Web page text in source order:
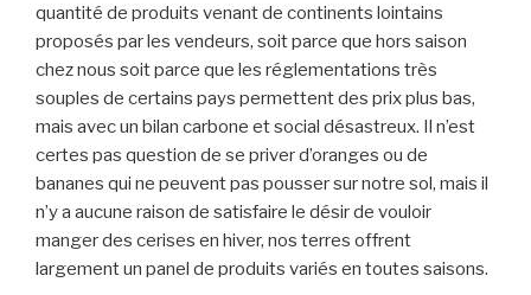
quantité de produits venant de continents lointains
proposés par les vendeurs, soit parce que hors saison
chez nous soit parce que les réglementations très
souples de certains pays permettent des prix plus bas,
mais avec un bilan carbone et social désastreux. Il n’est
certes pas question de se priver d’oranges ou de
bananes qui ne peuvent pas pousser sur notre sol, mais il
n’y a aucune raison de satisfaire le désir de vouloir
manger des cerises en hiver, nos terres offrent
largement un panel de produits variés en toutes saisons.